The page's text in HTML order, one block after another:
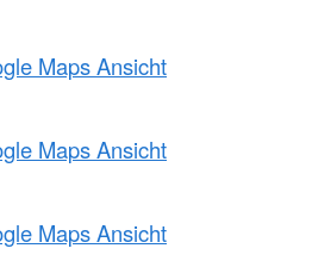
Maps Ansicht
Maps Ansicht
Maps Ansicht